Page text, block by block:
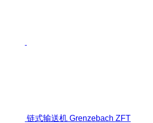
链式输送机 Grenzebach ZFT